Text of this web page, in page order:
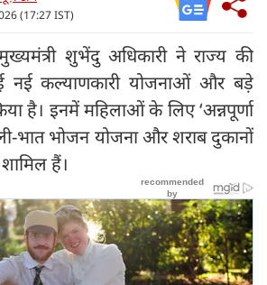
(17:27 IST)
शुभेंदु अधिकारी ने राज्य की
कल्याणकारी योजनाओं और बड़े
है। इनमें महिलाओं के लिए ‘अन्नपूर्णा
भात भोजन योजना और शराब दुकानों
हैं।